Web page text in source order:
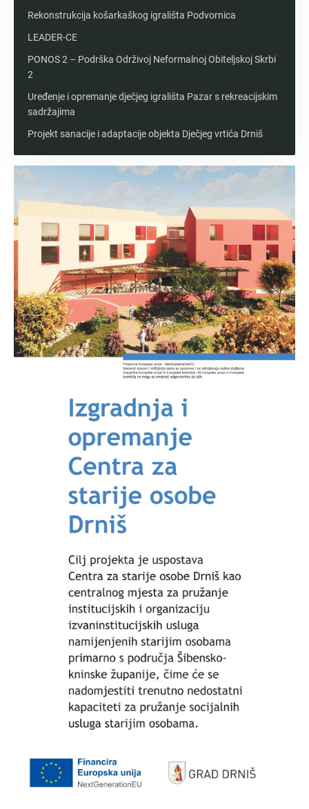
Rekonstrukcija košarkaškog igrališta Podvornica
LEADER-CE
PONOS 2 – Podrška Održivoj Neformalnoj Obiteljskoj Skrbi
2
Uređenje i opremanje dječjeg igrališta Pazar s rekreacijskim
sadržajima
Projekt sanacije i adaptacije objekta Dječjeg vrtića Drniš